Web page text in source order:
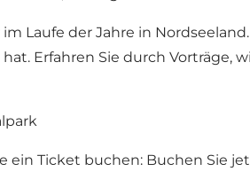
Laufe der Jahre in
Erfahren Sie durch
ein Ticket buchen: Buchen Sie